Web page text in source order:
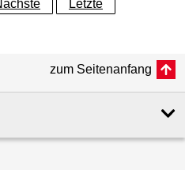
Letzte
zum Seitenanfang